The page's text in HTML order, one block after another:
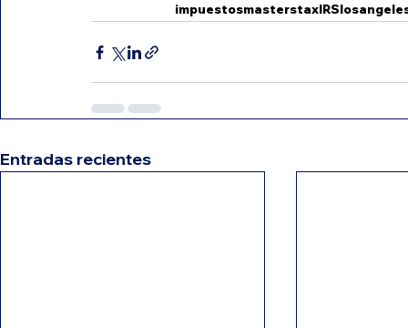
impuestosmasterstaxIRS
Entradas recientes